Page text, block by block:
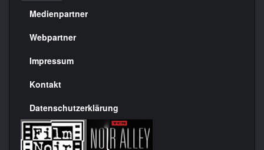
Menülinks
rechte
Seite
Medienpartner
Webpartner
Impressum
Kontakt
Datenschutzerklärung